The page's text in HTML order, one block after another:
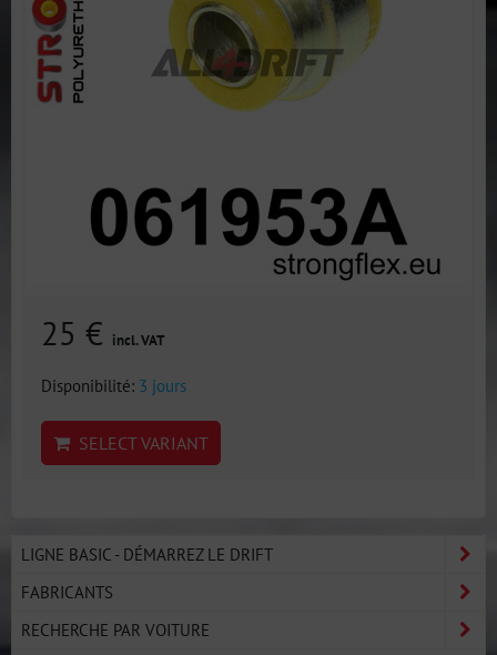
25 € incl. VAT
Disponibilité: 3 jours
SELECT VARIANT
LIGNE BASIC - DÉMARREZ LE DRIFT
FABRICANTS
RECHERCHE PAR VOITURE